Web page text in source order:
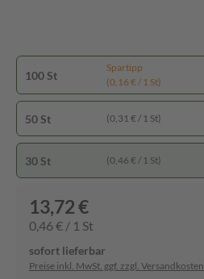
100 St
Spartipp
(0,16 € / 1 St)
50 St (0,31 € / 1 St)
30 St (0,46 € / 1 St)
13,72 €
0,46 € / 1 St
sofort lieferbar
Preise inkl. MwSt. ggf. zzgl. Versandkosten